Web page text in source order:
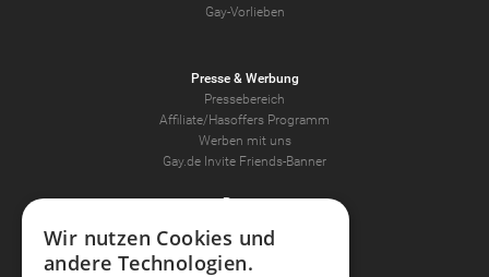
Gay-Vorlieben
Presse & Werbung
Pressebereich
Affiliate/Hasoffers Programm
Werben mit uns
Gay.de Invite Friends-Banner
Partner
Gaudi
Wir nutzen Cookies und
andere Technologien.